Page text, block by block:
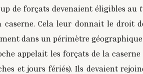
de forçats devenaient éligibles au
caserne. Cela leur donnait le droit
dans un périmètre
appelait les forçats de la
et jours fériés). Ils devaient